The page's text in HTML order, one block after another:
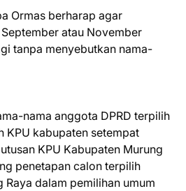
Ormas berharap agar
atau November
tanpa menyebutkan nama-
nama anggota DPRD terpilih
KPU kabupaten setempat
KPU Kabupaten Murung
penetapan calon terpilih
Raya dalam pemilihan umum